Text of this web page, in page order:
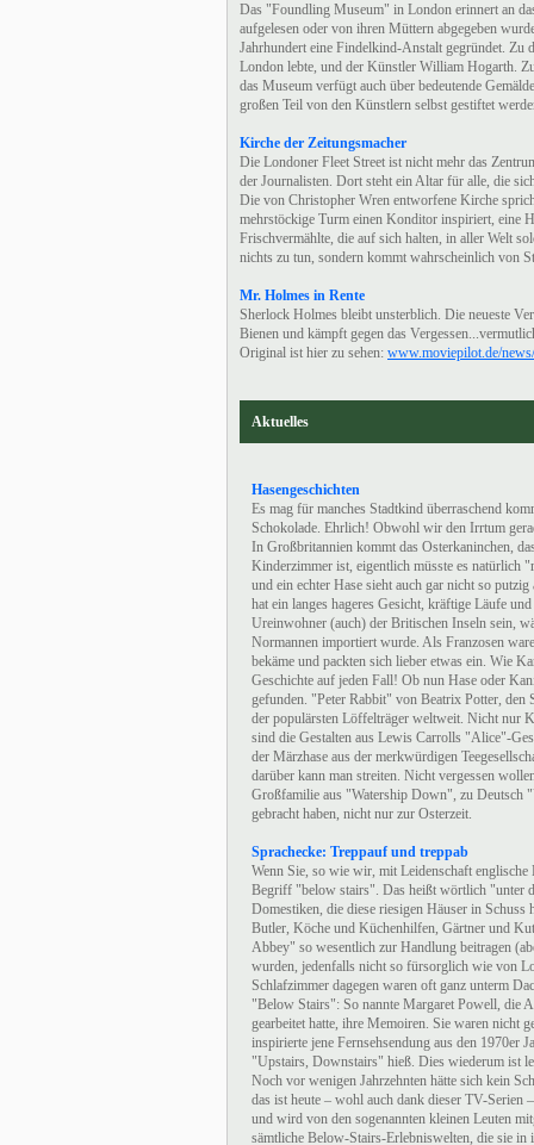
Das "Foundling Museum" in London erinnert an
aufgelesen oder von ihren Müttern abgegeben
Jahrhundert eine Findelkind-Anstalt gegründet. Zu
London lebte, und der Künstler William Hogarth.
das Museum verfügt auch über bedeutende
großen Teil von den Künstlern selbst gestiftet
Kirche der Zeitungsmacher
Die Londoner Fleet Street ist nicht mehr das
der Journalisten. Dort steht ein Altar für alle, die
Die von Christopher Wren entworfene Kirche
mehrstöckige Turm einen Konditor inspiriert, eine
Frischvermählte, die auf sich halten, in aller Welt
nichts zu tun, sondern kommt wahrscheinlich von
Mr. Holmes in Rente
Sherlock Holmes bleibt unsterblich. Die neueste
Bienen und kämpft gegen das
Original ist hier zu sehen: www.moviepilot.de/
Aktuelles
Hasengeschichten
Es mag für manches Stadtkind überraschend
Schokolade. Ehrlich! Obwohl wir den Irrtum
In Großbritannien kommt das Osterkaninchen,
Kinderzimmer ist, eigentlich müsste es natürlich
und ein echter Hase sieht auch gar nicht so
hat ein langes hageres Gesicht, kräftige Läufe
Ureinwohner (auch) der Britischen Inseln sein,
Normannen importiert wurde. Als Franzosen
bekäme und packten sich lieber etwas ein. Wie
Geschichte auf jeden Fall! Ob nun Hase oder
gefunden. "Peter Rabbit" von Beatrix Potter, den
der populärsten Löffelträger weltweit. Nicht nur
sind die Gestalten aus Lewis Carrolls "Alice"-
der Märzhase aus der merkwürdigen
darüber kann man streiten. Nicht vergessen
Großfamilie aus "Watership Down", zu Deutsch
gebracht haben, nicht nur zur Osterzeit.
Sprachecke: Treppauf und treppab
Wenn Sie, so wie wir, mit Leidenschaft englische
Begriff "below stairs". Das heißt wörtlich "unter
Domestiken, die diese riesigen Häuser in
Butler, Köche und Küchenhilfen, Gärtner und
Abbey" so wesentlich zur Handlung beitragen
wurden, jedenfalls nicht so fürsorglich wie von
Schlafzimmer dagegen waren oft ganz unterm
"Below Stairs": So nannte Margaret Powell, die
gearbeitet hatte, ihre Memoiren. Sie waren nicht
inspirierte jene Fernsehsendung aus den 1970er
"Upstairs, Downstairs" hieß. Dies wiederum ist
Noch vor wenigen Jahrzehnten hätte sich kein
das ist heute – wohl auch dank dieser TV-Serien
und wird von den sogenannten kleinen Leuten
sämtliche Below-Stairs-Erlebniswelten, die sie in